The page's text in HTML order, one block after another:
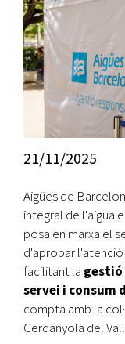
21/11/2025
Aigües de
integral de l'aigua
posa en marxa el
d'apropar
facilitant la gestió
servei i consum
compta amb la
Cerdanyola del